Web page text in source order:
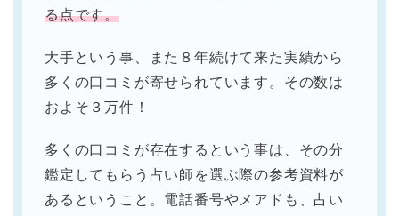
る点です。
大手という事、また８年続けて来た実績から
多くの口コミが寄せられています。その数は
およそ３万件！
多くの口コミが存在するという事は、その分
鑑定してもらう占い師を選ぶ際の参考資料が
あるということ。電話番号やメアドも、占い